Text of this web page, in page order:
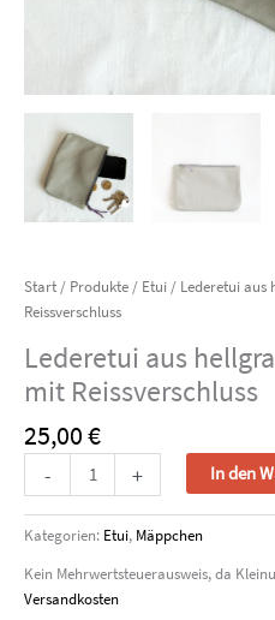
Start / Produkte / Etui / Lederetui aus
Reissverschluss
Lederetui aus
mit Reissverschluss
25,00€
-
Lederetui
hellgrauem
Lammleder
mit
Reissverschluss
+ In den
Kategorien: Etui, Mäppchen
Kein Mehrwertsteuerausweis, da
Versandkosten